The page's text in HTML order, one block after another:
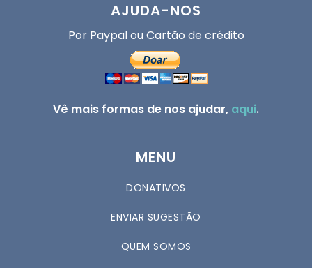
AJUDA-NOS
Por Paypal ou Cartão de crédito
Vê mais formas de nos ajudar, aqui.
MENU
DONATIVOS
ENVIAR SUGESTÃO
QUEM SOMOS